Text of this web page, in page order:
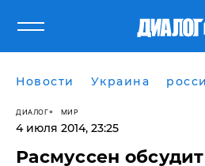
Новости Украина
ДИАЛОГ МИР
4 июля 2014, 23:25
Расмуссен